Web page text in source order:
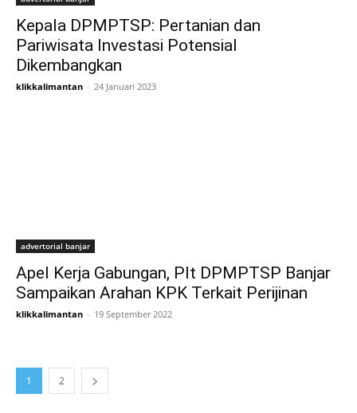
Kepala DPMPTSP: Pertanian dan
Pariwisata Investasi Potensial
Dikembangkan
klikkalimantan - 24 Januari 2023
advertorial banjar
Apel Kerja Gabungan, Plt DPMPTSP Banjar
Sampaikan Arahan KPK Terkait Perijinan
klikkalimantan - 19 September 2022
1 2